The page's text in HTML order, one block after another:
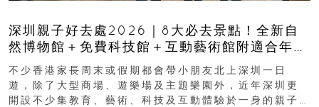
深圳親子好去處2026｜8大必去景點！全新自
然博物館＋免費科技館＋互動藝術館附適合年
齡、交通、門票、開放時間
不少香港家長周末或假期都會帶小朋友北上深圳一日
遊，除了大型商場、遊樂場及主題樂園外，近年深圳更
開設不少集教育、藝術、科技及互動體驗於一身的親子